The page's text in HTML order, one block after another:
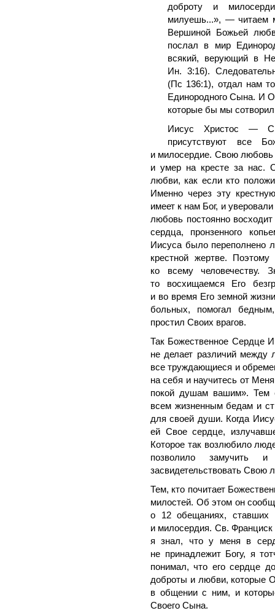
доброту и
милуешь...», — читаем
Вершиной Божьей
послал в мир
всякий, верующий в
Ин. 3:16).
(Пс 136:1), отдал нам
Единородного Сына. И
которые бы мы
Иисус Христос —
присутствуют все
и милосердие. Свою
и умер на кресте за нас.
любви, как если кто
Именно через эту
имеет к нам Бог, и
любовь постоянно
сердца, пронзенного
Иисуса было переполнено
крестной жертве.
ко всему человечеству.
то восхищаемся Его
и во время Его земной
больных, помогал
простил Своих врагов.
Так Божественное Сердце
не делает различий между
все труждающиеся и
на себя и научитесь от
покой душам вашим». Тем
всем жизненным бедам и
для своей души. Когда
ей Свое сердце,
Которое так возлюбило
позволило замучить
засвидетельствовать Свою
Тем, кто почитает
милостей. Об этом он
о 12 обещаниях, ставших
и милосердия. Св.
я знал, что у меня в
не принадлежит Богу, я
понимал, что его сердце
доброты и любви, которые
в общении с ним, и
Своего Сына.